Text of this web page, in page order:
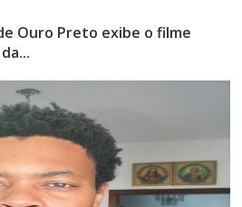
Ouro Preto exibe o filme